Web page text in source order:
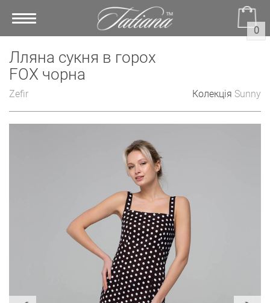
Toggle
0
Лляна сукня в горох
FOX чорна
Zefir Колекція Sunny